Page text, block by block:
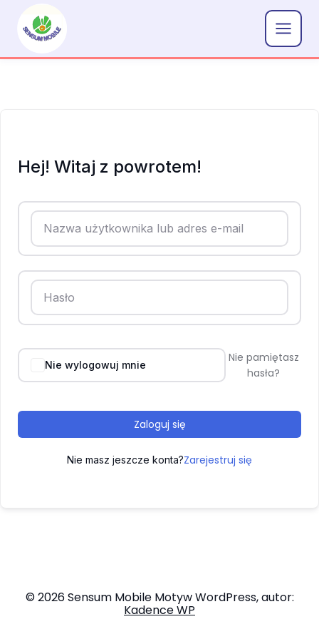
treści
Hej! Witaj z powrotem!
Nie wylogowuj mnie
Nie pamiętasz
hasła?
Zaloguj się
Nie masz jeszcze konta?Zarejestruj się
© 2026 Sensum Mobile Motyw WordPress, autor:
Kadence WP